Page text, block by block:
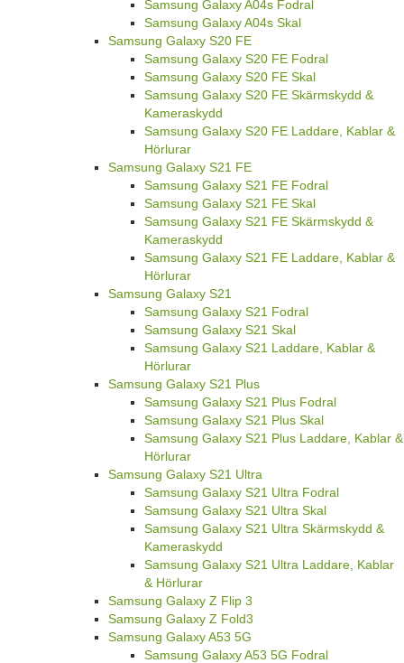
Samsung Galaxy A04s Fodral
Samsung Galaxy A04s Skal
Samsung Galaxy S20 FE
Samsung Galaxy S20 FE Fodral
Samsung Galaxy S20 FE Skal
Samsung Galaxy S20 FE Skärmskydd &
Kameraskydd
Samsung Galaxy S20 FE Laddare, Kablar &
Hörlurar
Samsung Galaxy S21 FE
Samsung Galaxy S21 FE Fodral
Samsung Galaxy S21 FE Skal
Samsung Galaxy S21 FE Skärmskydd &
Kameraskydd
Samsung Galaxy S21 FE Laddare, Kablar &
Hörlurar
Samsung Galaxy S21
Samsung Galaxy S21 Fodral
Samsung Galaxy S21 Skal
Samsung Galaxy S21 Laddare, Kablar &
Hörlurar
Samsung Galaxy S21 Plus
Samsung Galaxy S21 Plus Fodral
Samsung Galaxy S21 Plus Skal
Samsung Galaxy S21 Plus Laddare, Kablar &
Hörlurar
Samsung Galaxy S21 Ultra
Samsung Galaxy S21 Ultra Fodral
Samsung Galaxy S21 Ultra Skal
Samsung Galaxy S21 Ultra Skärmskydd &
Kameraskydd
Samsung Galaxy S21 Ultra Laddare, Kablar
& Hörlurar
Samsung Galaxy Z Flip 3
Samsung Galaxy Z Fold3
Samsung Galaxy A53 5G
Samsung Galaxy A53 5G Fodral